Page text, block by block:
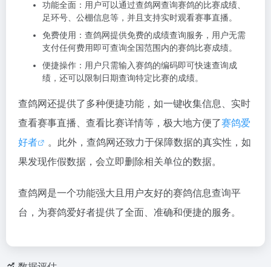
功能全面：用户可以通过查鸽网查询赛鸽的比赛成绩、
足环号、公棚信息等，并且支持实时观看赛事直播。
免费使用：查鸽网提供免费的成绩查询服务，用户无需
支付任何费用即可查询全国范围内的赛鸽比赛成绩。
便捷操作：用户只需输入赛鸽的编码即可快速查询成
绩，还可以限制日期查询特定比赛的成绩。
查鸽网还提供了多种便捷功能，如一键收集信息、实时
查看赛事直播、查看比赛详情等，极大地方便了赛鸽爱
好者
。此外，查鸽网还致力于保障数据的真实性，如
果发现作假数据，会立即删除相关单位的数据。
查鸽网是一个功能强大且用户友好的赛鸽信息查询平
台，为赛鸽爱好者提供了全面、准确和便捷的服务。